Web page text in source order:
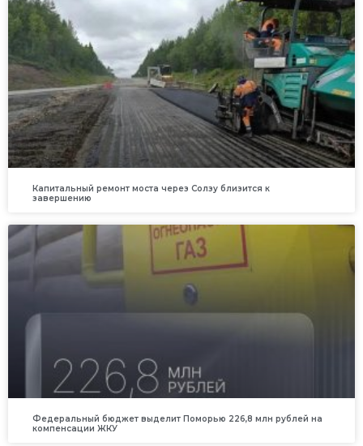
Капитальный ремонт моста через Солзу близится к
завершению
Федеральный бюджет выделит Поморью 226,8 млн рублей на
компенсации ЖКУ